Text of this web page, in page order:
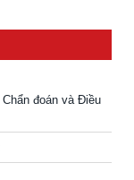
đoán và Điều